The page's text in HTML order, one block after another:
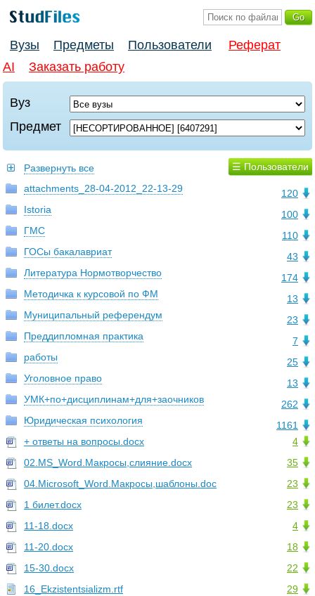
Вузы Предметы Пользователи
Реферат
AI
Заказать работу
Вуз
Предмет
☰ Пользователи
Развернуть все
120
attachments_28-04-2012_22-13-29
100
Istoria
110
ГМС
43
ГОСы бакалавриат
174
Литература Нормотворчество
13
Методичка к курсовой по ФМ
23
Муниципальный референдум
7
Преддипломная практика
25
работы
13
Уголовное право
262
УМК+по+дисциплинам+для+заочников
1161
Юридическая психология
4
+ ответы на вопросы.docx
35
02.MS_Word.Макросы,слияние.docx
23
04.Microsoft_Word.Макросы,шаблоны.doc
23
1 билет.docx
4
11-18.docx
18
11-20.docx
22
15-30.docx
29
16_Ekzistentsializm.rtf